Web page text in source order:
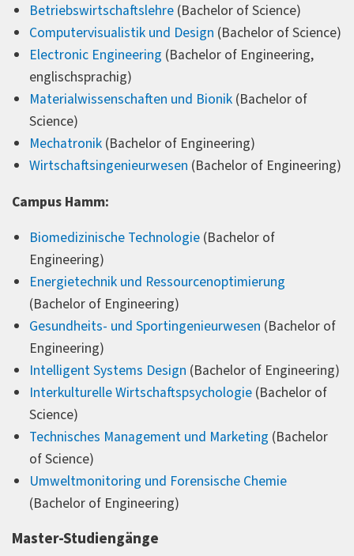
Betriebswirtschaftslehre (Bachelor of Science)
Computervisualistik und Design (Bachelor of Science)
Electronic Engineering (Bachelor of Engineering,
englischsprachig)
Materialwissenschaften und Bionik (Bachelor of
Science)
Mechatronik (Bachelor of Engineering)
Wirtschaftsingenieurwesen (Bachelor of Engineering)
Campus Hamm:
Biomedizinische Technologie (Bachelor of
Engineering)
Energietechnik und Ressourcenoptimierung
(Bachelor of Engineering)
Gesundheits- und Sportingenieurwesen (Bachelor of
Engineering)
Intelligent Systems Design (Bachelor of Engineering)
Interkulturelle Wirtschaftspsychologie (Bachelor of
Science)
Technisches Management und Marketing (Bachelor
of Science)
Umweltmonitoring und Forensische Chemie
(Bachelor of Engineering)
Master-Studiengänge